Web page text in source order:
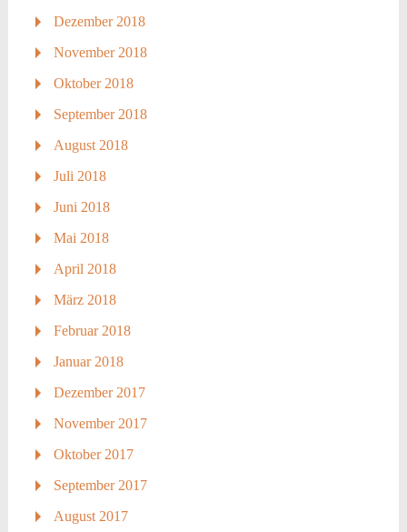
Dezember 2018
November 2018
Oktober 2018
September 2018
August 2018
Juli 2018
Juni 2018
Mai 2018
April 2018
März 2018
Februar 2018
Januar 2018
Dezember 2017
November 2017
Oktober 2017
September 2017
August 2017